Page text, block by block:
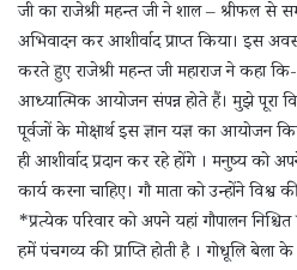
जी का राजेश्री महन्त जी ने शाल – श्रीफल से
अभिवादन कर आशीर्वाद प्राप्त किया। इस
करते हुए राजेश्री महन्त जी महाराज ने कहा
आध्यात्मिक आयोजन संपन्न होते हैं। मुझे पूरा
पूर्वजों के मोक्षार्थ इस ज्ञान यज्ञ का आयोजन
ही आशीर्वाद प्रदान कर रहे होंगे । मनुष्य को
कार्य करना चाहिए। गौ माता को उन्होंने
*प्रत्येक परिवार को अपने यहां गौपालन
हमें पंचगव्य की प्राप्ति होती है । गोधूलि बेला